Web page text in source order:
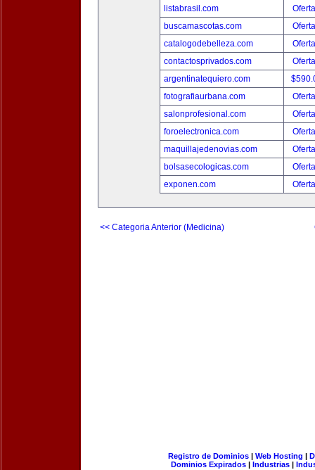
listabrasil.com
buscamascotas.com
catalogodebelleza.com
contactosprivados.com
argentinatequiero.com
fotografiaurbana.com
salonprofesional.com
foroelectronica.com
maquillajedenovias.com
bolsasecologicas.com
exponen.com
<< Categoria Anterior (Medicina)
Registro de Dominios| Web Hosting |
Dominios Expirados | Industrias |